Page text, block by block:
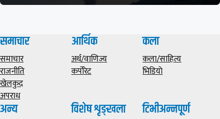
समाचार
समाचार
राजनीति
खेलकुद
अपराध
आर्थिक
अर्थ/वाणिज्य
कर्पोरेट
कला
कला/साहित्य
भिडियाे
अन्य विशेष शृङ्खला टिभीअन्नपूर्ण